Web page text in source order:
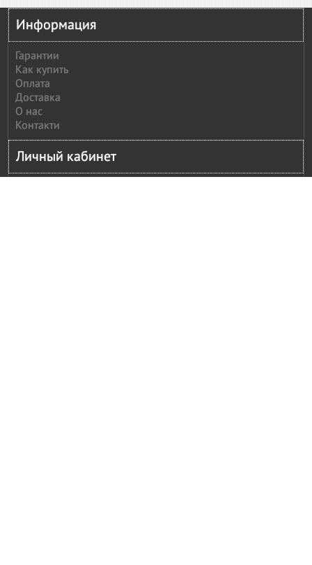
Информация
Гарантии
Как купить
Оплата
Доставка
О нас
Контакти
Личный кабинет